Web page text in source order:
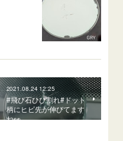
2021.08.24 12:25
#飛び石ひび割れ#ドット
柄にヒビ先が伸びてます
ね👀